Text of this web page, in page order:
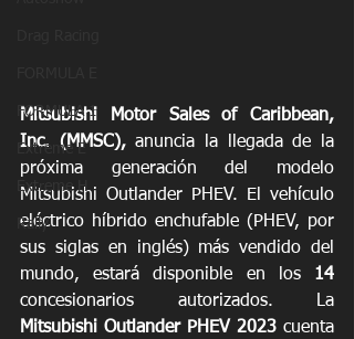
FORMULA 1
Extreme E
Extreme H
Rally
Mitsubishi Motor Sales of Caribbean,
Inc. (MMSC), anuncia la llegada de la
próxima generación del modelo
Mitsubishi Outlander PHEV. El vehículo
eléctrico híbrido enchufable (PHEV, por
sus siglas en inglés) más vendido del
mundo, estará disponible en los 14
Mitsubishi Outlander PHEV 2023 cuenta